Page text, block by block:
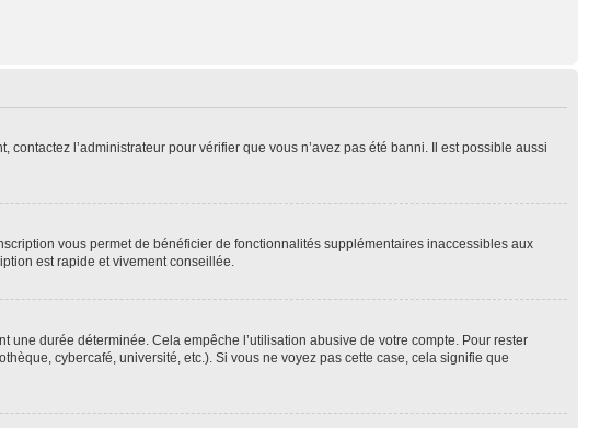
l’administrateur pour vérifier que vous n’avez pas été banni. Il est possible aussi
vous permet de bénéficier de fonctionnalités supplémentaires inaccessibles aux
est rapide et vivement conseillée.
une durée déterminée. Cela empêche l’utilisation abusive de votre compte. Pour rester
cybercafé, université, etc.). Si vous ne voyez pas cette case, cela signifie que